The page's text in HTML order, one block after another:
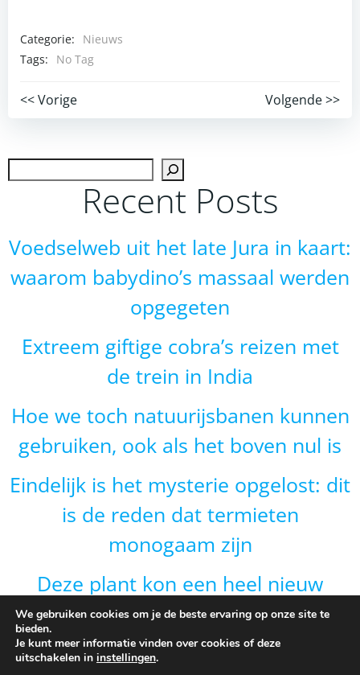
Categorie:
Nieuws
Tags:
No Tag
Post
navigation
<< Vorige
Post
navigation
Volgende >>
Recent Posts
Voedselweb uit het late Jura in kaart:
waarom babydino’s massaal werden
opgegeten
Extreem giftige cobra’s reizen met
de trein in India
Hoe we toch natuurijsbanen kunnen
gebruiken, ook als het boven nul is
Eindelijk is het mysterie opgelost: dit
is de reden dat termieten
monogaam zijn
Deze plant kon een heel nieuw
gebied veroveren door van vorm te
veranderen en dat is onverwacht
We gebruiken cookies om je de beste ervaring op onze site te
bieden.
Je kunt meer informatie vinden over cookies of deze
uitschakelen in instellingen.